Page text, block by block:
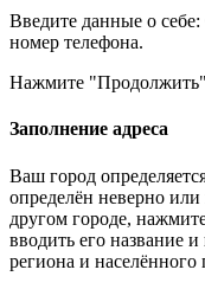
Введите данные о
номер телефона.
Нажмите
Заполнение адреса
Ваш город
определён неверно или
другом городе,
вводить его название
региона и населённого